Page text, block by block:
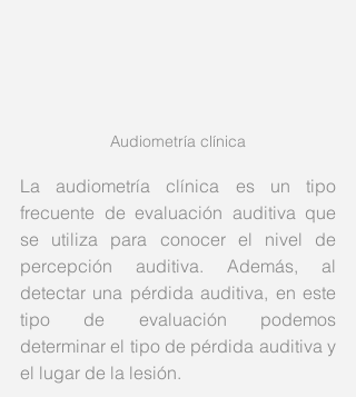
Audiometría clínica
La audiometría clínica es un tipo
frecuente de evaluación auditiva que
se utiliza para conocer el nivel de
percepción auditiva. Además, al
detectar una pérdida auditiva, en este
tipo de evaluación podemos
determinar el tipo de pérdida auditiva y
el lugar de la lesión.